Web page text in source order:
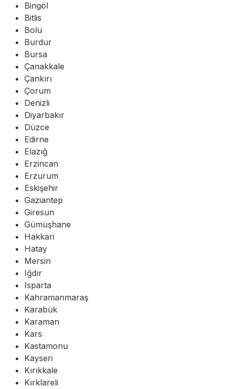
Bingöl
Bitlis
Bolu
Burdur
Bursa
Çanakkale
Çankırı
Çorum
Denizli
Diyarbakır
Düzce
Edirne
Elazığ
Erzincan
Erzurum
Eskişehir
Gaziantep
Giresun
Gümüşhane
Hakkari
Hatay
Mersin
Iğdır
Isparta
Kahramanmaraş
Karabük
Karaman
Kars
Kastamonu
Kayseri
Kırıkkale
Kırklareli